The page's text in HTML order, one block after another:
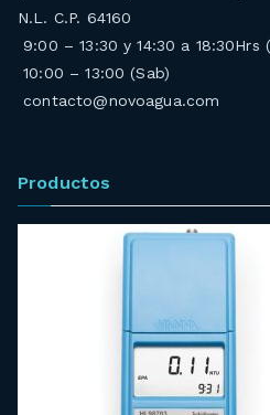
N.L. C.P. 64160
9:00 – 13:30 y 14:30 a 18:30Hrs
10:00 – 13:00 (Sab)
contacto@novoagua.com
Productos